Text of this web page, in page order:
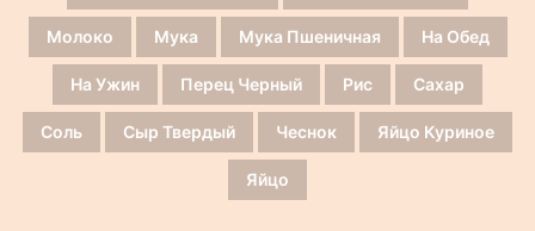
Молоко Мука Мука Пшеничная На Обед
На Ужин Перец Черный Рис Сахар
Соль Сыр Твердый Чеснок Яйцо Куриное
Яйцо